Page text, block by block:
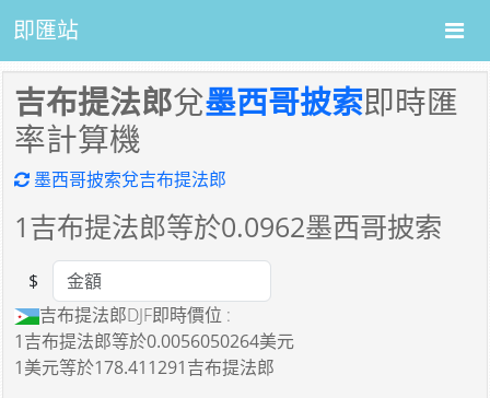
即匯站
吉布提法郎兌墨西哥披索即時匯
率計算機
墨西哥披索兌吉布提法郎
1吉布提法郎等於0.0962墨西哥披索
Amount
$
吉布提法郎DJF即時價位 :
1吉布提法郎等於0.0056050264美元
1美元等於178.411291吉布提法郎